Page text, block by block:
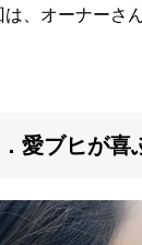
は、オーナーさ
愛ブヒが喜